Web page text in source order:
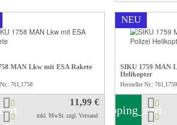
MAN Lkw mit ESA Rakete
761,1758
11,99 €
inkl. MwSt. zzgl. Versand
NEU
SIKU 1759 MAN
Helikopter
Hersteller Nr.: 761,1759
shopping_cart